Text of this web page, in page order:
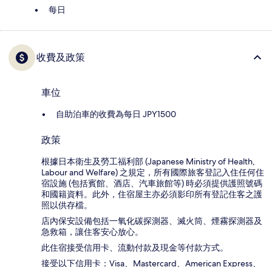
每日
收費及政策
車位
自助泊車的收費為每日 JPY1500
政策
根據日本衛生及勞工福利部 (Japanese Ministry of Health,
Labour and Welfare) 之規定，所有國際旅客登記入住任何住
宿設施 (包括賓館、酒店、汽車旅館等) 時必須提供護照號碼
和國籍資料。此外，住宿屋主亦必須影印所有登記住客之護
照以供存檔。
店內保安設備包括一氧化碳探測器、滅火筒、煙霧探測器及
急救箱，讓住客安心放心。
此住宿接受信用卡、流動付款及現金等付款方式。
接受以下信用卡：Visa、Mastercard、American Express、